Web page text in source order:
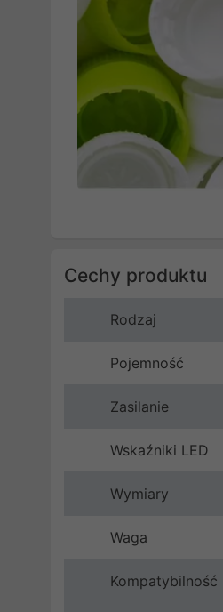
Cechy produktu
Rodzaj
Pojemność
Zasilanie
Wskaźniki LED
Wymiary
Waga
Kompatybilność